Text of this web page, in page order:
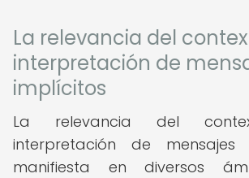
La relevancia del
interpretación de
implícitos
La relevancia del
interpretación de mensajes
manifiesta en diversos